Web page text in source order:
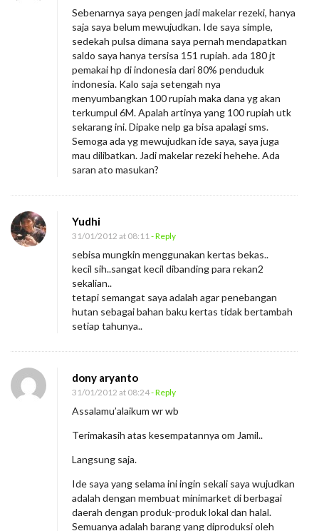
Sebenarnya saya pengen jadi makelar rezeki, hanya
saja saya belum mewujudkan. Ide saya simple,
sedekah pulsa dimana saya pernah mendapatkan
saldo saya hanya tersisa 151 rupiah. ada 180 jt
pemakai hp di indonesia dari 80% penduduk
indonesia. Kalo saja setengah nya
menyumbangkan 100 rupiah maka dana yg akan
terkumpul 6M. Apalah artinya yang 100 rupiah utk
sekarang ini. Dipake nelp ga bisa apalagi sms.
Semoga ada yg mewujudkan ide saya, saya juga
mau dilibatkan. Jadi makelar rezeki hehehe. Ada
saran ato masukan?
Yudhi
31/01/2012 at 08:11 - Reply
sebisa mungkin menggunakan kertas bekas..
kecil sih..sangat kecil dibanding para rekan2
sekalian..
tetapi semangat saya adalah agar penebangan
hutan sebagai bahan baku kertas tidak bertambah
setiap tahunya..
dony aryanto
31/01/2012 at 08:24- Reply
Assalamu’alaikum wr wb
Terimakasih atas kesempatannya om Jamil..
Langsung saja.
Ide saya yang selama ini ingin sekali saya wujudkan
adalah dengan membuat minimarket di berbagai
daerah dengan produk-produk lokal dan halal.
Semuanya adalah barang yang diproduksi oleh